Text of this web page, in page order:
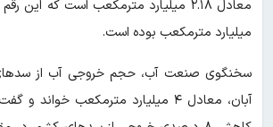
میلیارد مترمکعب بوده است.
آبان، معادل ۴ میلیارد مترمکعب